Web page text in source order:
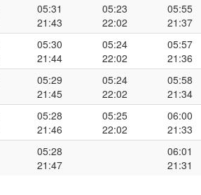
05:31
21:43
05:23
22:02
05:55
21:37
05:30
21:44
05:24
22:02
05:57
21:36
05:29
21:45
05:24
22:02
05:58
21:34
05:28
21:46
05:25
22:02
06:00
21:33
05:28
21:47
06:01
21:31